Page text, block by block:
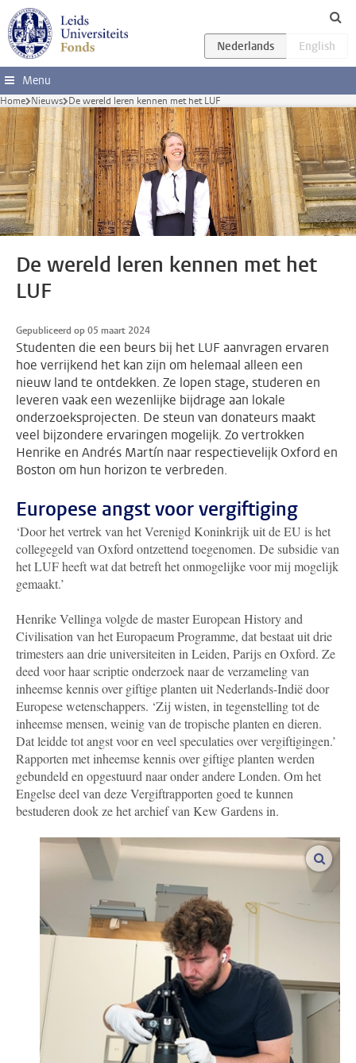
Ga direct naar de inhoud
Menu
Home Nieuws De wereld leren kennen met het LUF
De wereld leren kennen met het
LUF
Gepubliceerd op 05 maart 2024
Studenten die een beurs bij het LUF aanvragen ervaren
hoe verrijkend het kan zijn om helemaal alleen een
nieuw land te ontdekken. Ze lopen stage, studeren en
leveren vaak een wezenlijke bijdrage aan lokale
onderzoeksprojecten. De steun van donateurs maakt
veel bijzondere ervaringen mogelijk. Zo vertrokken
Henrike en Andrés Martín naar respectievelijk Oxford en
Boston om hun horizon te verbreden.
Europese angst voor vergiftiging
‘Door het vertrek van het Verenigd Koninkrijk uit de EU is het
collegegeld van Oxford ontzettend toegenomen. De subsidie van
het LUF heeft wat dat betreft het onmogelijke voor mij mogelijk
gemaakt.’
Henrike Vellinga volgde de master European History and
Civilisation van het Europaeum Programme, dat bestaat uit drie
trimesters aan drie universiteiten in Leiden, Parijs en Oxford. Ze
deed voor haar scriptie onderzoek naar de verzameling van
inheemse kennis over giftige planten uit Nederlands-Indië door
Europese wetenschappers. ‘Zij wisten, in tegenstelling tot de
inheemse mensen, weinig van de tropische planten en dieren.
Dat leidde tot angst voor en veel speculaties over vergiftigingen.’
Rapporten met inheemse kennis over giftige planten werden
gebundeld en opgestuurd naar onder andere Londen. Om het
Engelse deel van deze Vergiftrapporten goed te kunnen
bestuderen dook ze het archief van Kew Gardens in.